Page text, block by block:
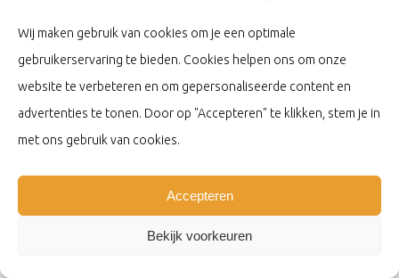
Wij maken gebruik van cookies om je een optimale
gebruikerservaring te bieden. Cookies helpen ons om onze
website te verbeteren en om gepersonaliseerde content en
advertenties te tonen. Door op "Accepteren" te klikken, stem je in
met ons gebruik van cookies.
Accepteren
Bekijk voorkeuren